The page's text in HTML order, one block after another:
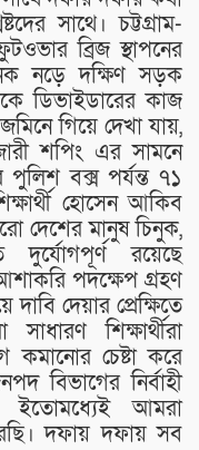
সাথে। চট্টগ্রাম-
ব্রিজ স্থাপনের
নড়ে দক্ষিণ সড়ক
ডিভাইডারের কাজ
গিয়ে দেখা যায়,
শপিং এর সামনে
বক্স পর্যন্ত ৭১
হোসেন আকিব
দেশের মানুষ চিনুক,
দুর্যোগপূর্ণ রয়েছে
পদক্ষেপ গ্রহণ
দেয়ার প্রেক্ষিতে
শিক্ষার্থীরা
কমানোর চেষ্টা করে
বিভাগের নির্বাহী
ইতোমধ্যেই আমরা
দফায় দফায় সব